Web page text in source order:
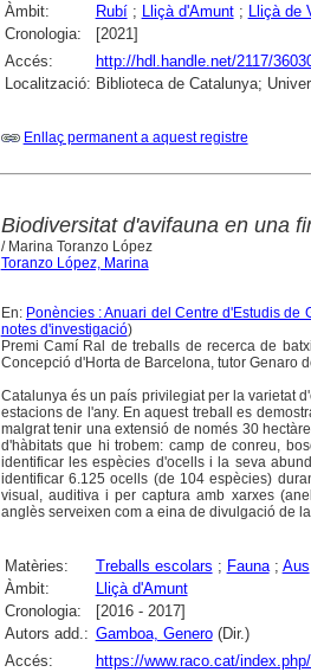
Àmbit:
Rubí; Lliçà d'Amunt; Lliçà de
Cronologia:
[2021]
Accés:
http://hdl.handle.net/2117/
Localització: Biblioteca de Catalunya;
Enllaç permanent a aquest registre
Biodiversitat d'avifauna en una
/ Marina Toranzo López
Toranzo López, Marina
En: Ponències : Anuari del Centre d'Estudis de
notes d'investigació)
Premi Camí Ral de treballs de recerca de
Concepció d'Horta de Barcelona, tutor Genaro
Catalunya és un país privilegiat per la varietat
estacions de l'any. En aquest treball es
malgrat tenir una extensió de només 30
d'hàbitats que hi trobem: camp de conreu,
identificar les espècies d'ocells i la seva
identificar 6.125 ocells (de 104 espècies)
visual, auditiva i per captura amb xarxes
anglès serveixen com a eina de divulgació de
Matèries: Treballs escolars ; Fauna; Aus
Àmbit:
Lliçà d'Amunt
Cronologia:
[2016 - 2017]
Autors add.: Gamboa, Genero(Dir.)
Accés:
https://www.raco.cat/